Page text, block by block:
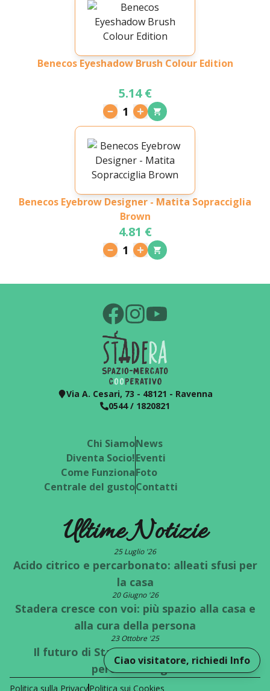
Benecos Eyeshadow Brush Colour Edition
5.14 €
1
Benecos Eyebrow Designer - Matita Sopracciglia
Brown
4.81 €
1
Ciao visitatore, richiedi Info
Via A. Cesari, 73 - 48121 - Ravenna
0544 / 1820821
Chi Siamo
Diventa Socio!
Come Funziona
Centrale del gusto
News
Eventi
Foto
Contatti
Ultime Notizie
25 Luglio '26
Acido citrico e percarbonato: alleati sfusi per
la casa
20 Giugno '26
Stadera cresce con voi: più spazio alla casa e
alla cura della persona
23 Ottobre '25
Il futuro di Stadera è a un bivio: quale
percorso scegli?
Politica sulla PrivacyPolitica sui Cookies